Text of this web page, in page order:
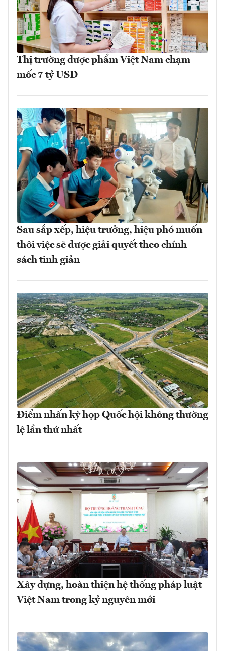
Thị trường dược phẩm Việt Nam chạm
mốc 7 tỷ USD
Sau sắp xếp, hiệu trưởng, hiệu phó muốn
thôi việc sẽ được giải quyết theo chính
sách tinh giản
Điểm nhấn kỳ họp Quốc hội không thường
lệ lần thứ nhất
Xây dựng, hoàn thiện hệ thống pháp luật
Việt Nam trong kỷ nguyên mới